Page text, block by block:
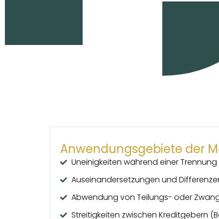
Anwendungsgebiete der
Uneinigkeiten während einer
Auseinandersetzungen und
Abwendung von Teilungs- oder
Streitigkeiten zwischen Kreditgebern